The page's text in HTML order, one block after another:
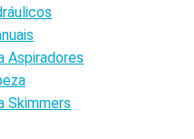
Aspiradores
Skimmers